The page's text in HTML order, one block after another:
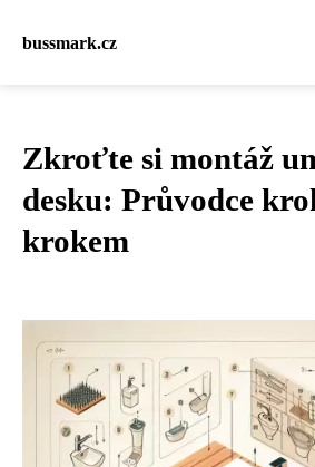
bussmark.cz
Zkroťte si montáž
desku: Průvodce
krokem